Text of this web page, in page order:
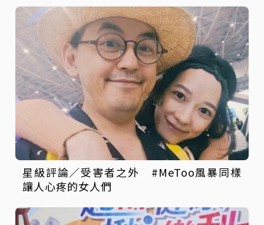
星級評論／受害者之外 #MeToo風暴同樣
讓人心疼的女人們